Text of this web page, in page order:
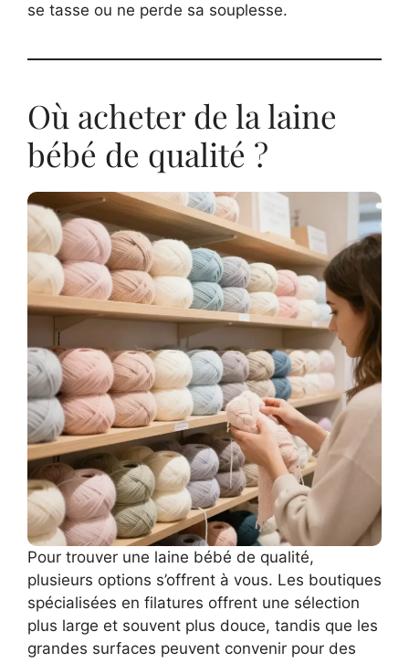
se tasse ou ne perde sa souplesse.
Où acheter de la laine
bébé de qualité ?
Pour trouver une laine bébé de qualité,
plusieurs options s’offrent à vous. Les boutiques
spécialisées en filatures offrent une sélection
plus large et souvent plus douce, tandis que les
grandes surfaces peuvent convenir pour des